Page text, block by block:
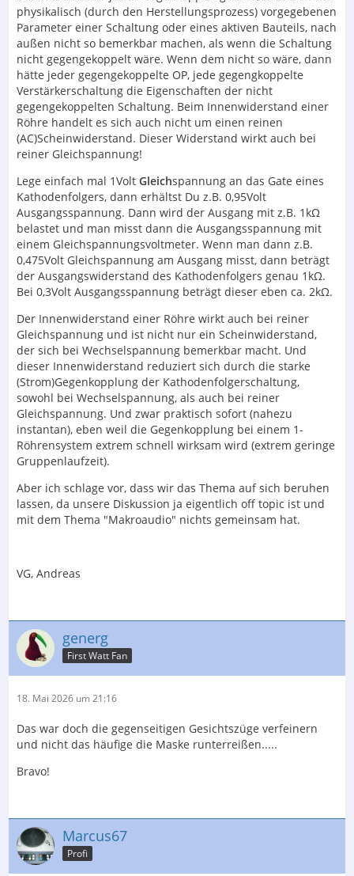
physikalisch (durch den Herstellungsprozess) vorgegebenen
Parameter einer Schaltung oder eines aktiven Bauteils, nach
außen nicht so bemerkbar machen, als wenn die Schaltung
nicht gegengekoppelt wäre. Wenn dem nicht so wäre, dann
hätte jeder gegengekoppelte OP, jede gegengkoppelte
Verstärkerschaltung die Eigenschaften der nicht
gegengekoppelten Schaltung. Beim Innenwiderstand einer
Röhre handelt es sich auch nicht um einen reinen
(AC)Scheinwiderstand. Dieser Widerstand wirkt auch bei
reiner Gleichspannung!
Lege einfach mal 1Volt Gleichspannung an das Gate eines
Kathodenfolgers, dann erhältst Du z.B. 0,95Volt
Ausgangsspannung. Dann wird der Ausgang mit z.B. 1kΩ
belastet und man misst dann die Ausgangsspannung mit
einem Gleichspannungsvoltmeter. Wenn man dann z.B.
0,475Volt Gleichspannung am Ausgang misst, dann beträgt
der Ausgangswiderstand des Kathodenfolgers genau 1kΩ.
Bei 0,3Volt Ausgangsspannung beträgt dieser eben ca. 2kΩ.
Der Innenwiderstand einer Röhre wirkt auch bei reiner
Gleichspannung und ist nicht nur ein Scheinwiderstand,
der sich bei Wechselspannung bemerkbar macht. Und
dieser Innenwiderstand reduziert sich durch die starke
(Strom)Gegenkopplung der Kathodenfolgerschaltung,
sowohl bei Wechselspannung, als auch bei reiner
Gleichspannung. Und zwar praktisch sofort (nahezu
instantan), eben weil die Gegenkopplung bei einem 1-
Röhrensystem extrem schnell wirksam wird (extrem geringe
Gruppenlaufzeit).
Aber ich schlage vor, dass wir das Thema auf sich beruhen
lassen, da unsere Diskussion ja eigentlich off topic ist und
mit dem Thema "Makroaudio" nichts gemeinsam hat.
VG, Andreas
generg
First Watt Fan
18. Mai 2026 um 21:16
Das war doch die gegenseitigen Gesichtszüge verfeinern
und nicht das häufige die Maske runterreißen.....
Bravo!
Marcus67
Profi